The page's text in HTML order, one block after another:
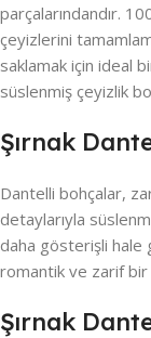
parçalarındandır.
çeyizlerini
saklamak için ideal
süslenmiş çeyizlik
Şırnak
Dantelli bohçalar,
detaylarıyla
daha gösterişli hale
romantik ve zarif
Şırnak